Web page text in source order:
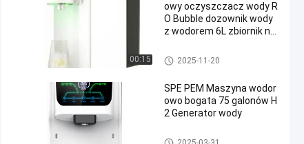
00:15
owy oczyszczacz wody R
O Bubble dozownik wody
z wodorem 6L zbiornik na
Domowy oczyszczacz wody
2025-11-20
SPE PEM Maszyna wodor
owo bogata 75 galonów H
2 Generator wody
Maszyna do wody bogatej w